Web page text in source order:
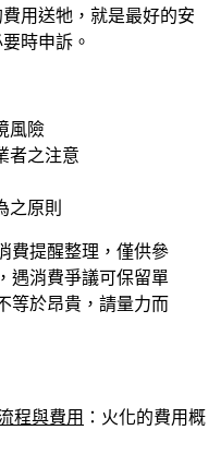
用送牠，就是最好的安
時申訴。
風險
者之注意
之原則
費提醒整理，僅供參
遇消費爭議可保留單
等於昂貴，請量力而
程與費用 ：火化的費用概